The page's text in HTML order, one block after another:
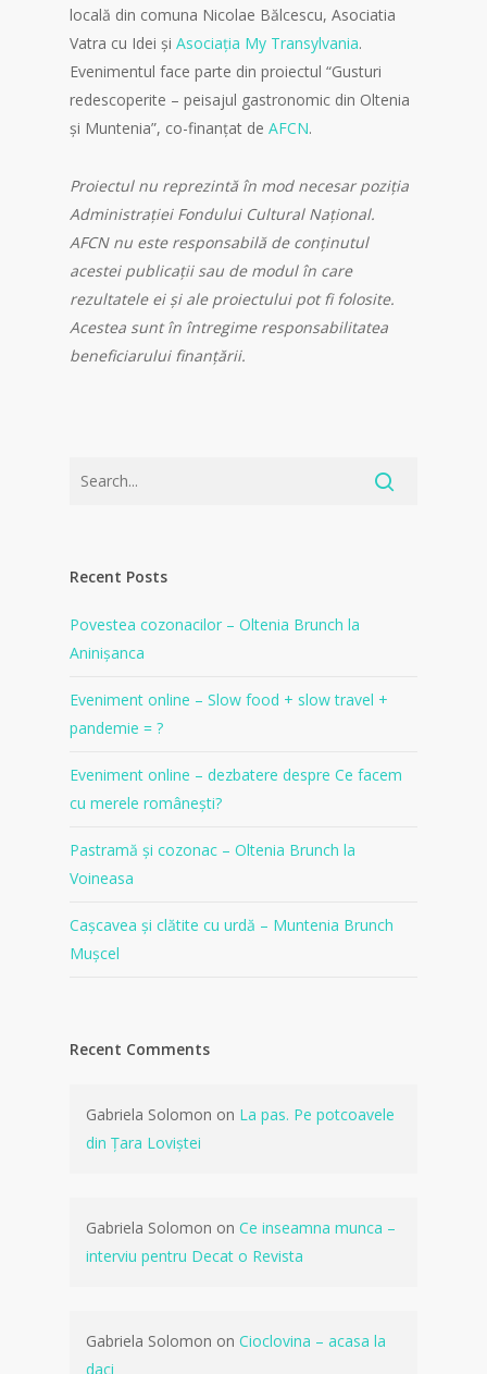
locală din comuna Nicolae Bălcescu, Asociatia
Vatra cu Idei și Asociația My Transylvania.
Evenimentul face parte din proiectul “Gusturi
redescoperite – peisajul gastronomic din Oltenia
și Muntenia”, co-finanțat de AFCN.
Proiectul nu reprezintă în mod necesar poziția
Administrației Fondului Cultural Național.
AFCN nu este responsabilă de conținutul
acestei publicații sau de modul în care
rezultatele ei și ale proiectului pot fi folosite.
Acestea sunt în întregime responsabilitatea
beneficiarului finanțării.
Recent Posts
Povestea cozonacilor – Oltenia Brunch la
Aninișanca
Eveniment online – Slow food + slow travel +
pandemie = ?
Eveniment online – dezbatere despre Ce facem
cu merele românești?
Pastramă și cozonac – Oltenia Brunch la
Voineasa
Cașcavea și clătite cu urdă – Muntenia Brunch
Mușcel
Recent Comments
Gabriela Solomon on La pas. Pe potcoavele
din Țara Loviștei
Gabriela Solomon on Ce inseamna munca –
interviu pentru Decat o Revista
Gabriela Solomon on Cioclovina – acasa la
daci